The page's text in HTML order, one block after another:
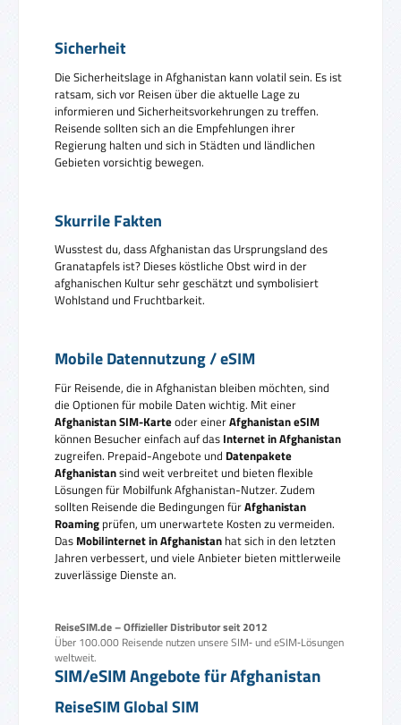
Sicherheit
Die Sicherheitslage in Afghanistan kann volatil sein. Es ist
ratsam, sich vor Reisen über die aktuelle Lage zu
informieren und Sicherheitsvorkehrungen zu treffen.
Reisende sollten sich an die Empfehlungen ihrer
Regierung halten und sich in Städten und ländlichen
Gebieten vorsichtig bewegen.
Skurrile Fakten
Wusstest du, dass Afghanistan das Ursprungsland des
Granatapfels ist? Dieses köstliche Obst wird in der
afghanischen Kultur sehr geschätzt und symbolisiert
Wohlstand und Fruchtbarkeit.
Mobile Datennutzung / eSIM
Für Reisende, die in Afghanistan bleiben möchten, sind
die Optionen für mobile Daten wichtig. Mit einer
Afghanistan SIM-Karteoder einerAfghanistan eSIM
können Besucher einfach auf das Internet in Afghanistan
zugreifen. Prepaid-Angebote und Datenpakete
Afghanistansind weit verbreitet und bieten flexible
Lösungen für Mobilfunk Afghanistan-Nutzer. Zudem
sollten Reisende die Bedingungen fürAfghanistan
Roaming prüfen, um unerwartete Kosten zu vermeiden.
Das Mobilinternet in Afghanistan hat sich in den letzten
Jahren verbessert, und viele Anbieter bieten mittlerweile
zuverlässige Dienste an.
ReiseSIM.de – Offizieller Distributor seit 2012
Über 100.000 Reisende nutzen unsere SIM‑ und eSIM‑Lösungen
weltweit.
SIM/eSIM Angebote für Afghanistan
ReiseSIM Global SIM